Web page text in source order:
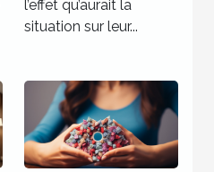
l’effet qu’aurait la
situation sur leur...